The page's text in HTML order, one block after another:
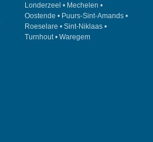
Londerzeel • Mechelen •
Oostende • Puurs-Sint-Amands •
Roeselare •Sint-Niklaas •
Turnhout •Waregem